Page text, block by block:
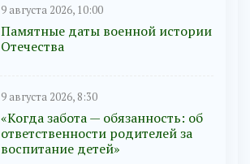
9 августа 2026, 10:00
Памятные даты военной истории
Отечества
9 августа 2026, 8:30
«Когда забота — обязанность: об
ответственности родителей за
воспитание детей»